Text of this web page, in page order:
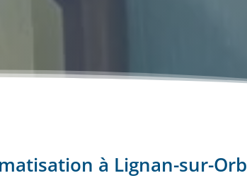
à Lignan-sur-Orb